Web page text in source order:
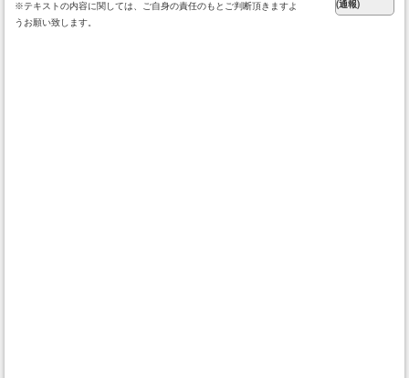
※テキストの内容に関しては、ご自身の責任のもとご判断頂きますよ
うお願い致します。